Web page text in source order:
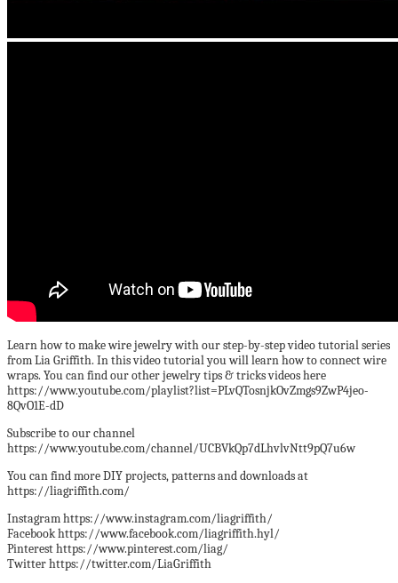
Learn how to make wire jewelry with our step-by-step video tutorial series
from Lia Griffith. In this video tutorial you will learn how to connect wire
wraps. You can find our other jewelry tips & tricks videos here
https://www.youtube.com/playlist?list=PLvQTosnjkOvZmgs9ZwP4jeo-
8QvO1E-dD
Subscribe to our channel
https://www.youtube.com/channel/UCBVkQp7dLhvlvNtt9pQ7u6w
You can find more DIY projects, patterns and downloads at
https://liagriffith.com/
Instagram https://www.instagram.com/liagriffith/
Facebook https://www.facebook.com/liagriffith.hyl/
Pinterest https://www.pinterest.com/liag/
Twitter https://twitter.com/LiaGriffith